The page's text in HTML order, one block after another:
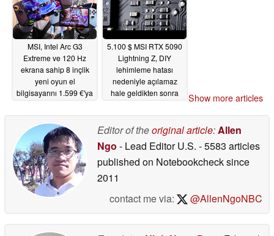
MSI, Intel Arc G3
Extreme ve 120 Hz
ekrana sahip 8 inçlik
yeni oyun el
bilgisayarını 1.599 €'ya
5.100 $ MSI RTX 5090
Lightning Z, DIY
lehimleme hatası
nedeniyle açılamaz
hale geldikten sonra
04/29/2026
Show more articles
Editor of theoriginal article:Allen
Ngo - Lead Editor U.S. - 5583 articles
published on Notebookchecksince
2011
contact me via:
@AllenNgoNBC